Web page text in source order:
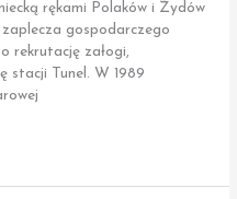
rękami Polaków i Żydów
gospodarczego
rekrutację załogi,
stacji Tunel. W 1989